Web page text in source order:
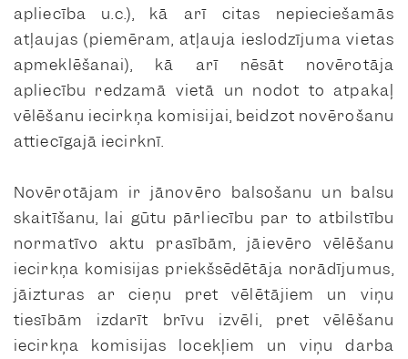
apliecība u.c.), kā arī citas nepieciešamās
atļaujas (piemēram, atļauja ieslodzījuma vietas
apmeklēšanai), kā arī nēsāt novērotāja
apliecību redzamā vietā un nodot to atpakaļ
vēlēšanu iecirkņa komisijai, beidzot novērošanu
attiecīgajā iecirknī.
Novērotājam ir jānovēro balsošanu un balsu
skaitīšanu, lai gūtu pārliecību par to atbilstību
normatīvo aktu prasībām, jāievēro vēlēšanu
iecirkņa komisijas priekšsēdētāja norādījumus,
jāizturas ar cieņu pret vēlētājiem un viņu
tiesībām izdarīt brīvu izvēli, pret vēlēšanu
iecirkņa komisijas locekļiem un viņu darba